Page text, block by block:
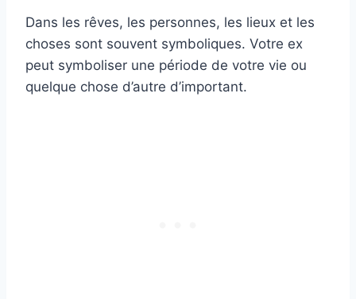
Dans les rêves, les personnes, les lieux et les
choses sont souvent symboliques. Votre ex
peut symboliser une période de votre vie ou
quelque chose d’autre d’important.